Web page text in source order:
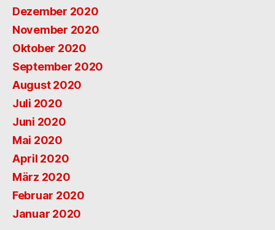
Dezember 2020
November 2020
Oktober 2020
September 2020
August 2020
Juli 2020
Juni 2020
Mai 2020
April 2020
März 2020
Februar 2020
Januar 2020